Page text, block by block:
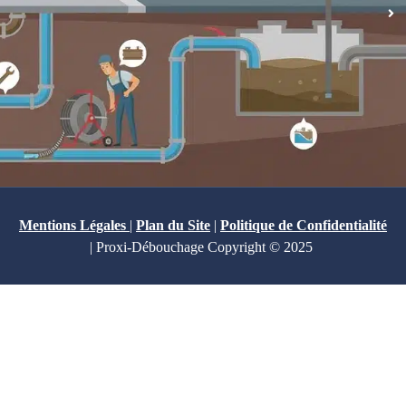
Mentions Légales | Plan du Site | Politique de Confidentialité
| Proxi-Débouchage Copyright © 2025